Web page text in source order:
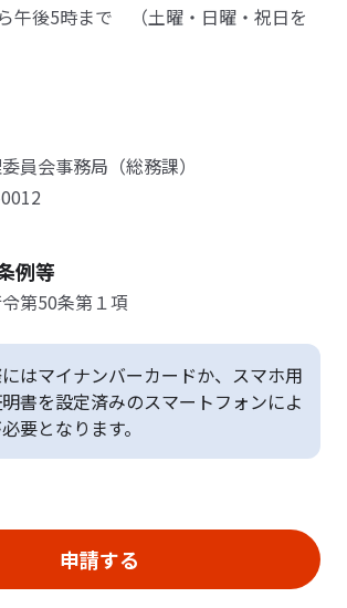
午後5時まで （土曜・日曜・祝日を
員会事務局（総務課）
例等
第50条第１項
はマイナンバーカードか、スマホ用
書を設定済みのスマートフォンによ
要となります。